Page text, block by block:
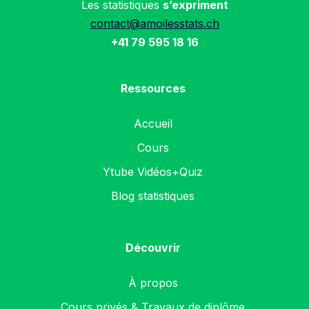
Les statistiques s’expriment
contact@amoilesstats.ch
+41 79 595 18 16
Ressources
Accueil
Cours
Ytube Vidéos+Quiz
Blog statistiques
Découvrir
À propos